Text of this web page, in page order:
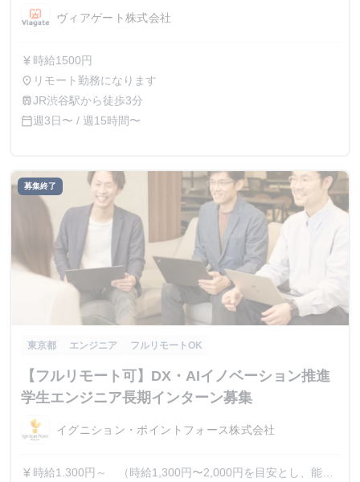
ヴィアゲート株式会社
currency_yen 時給1500円
place リモート勤務になります
trainJR渋谷駅から徒歩3分
calendar_today週3日〜 / 週15時間〜
募集終了
東京都 エンジニア フルリモートOK
【フルリモート可】DX・AIイノベーション推進
学生エンジニア長期インターン募集
イグニション・ポイントフォース株式会社
currency_yen 時給1.300円～ （時給1,300円〜2,000円を目安とし、能力